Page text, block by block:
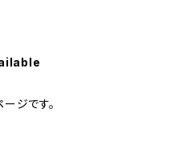
ジです。